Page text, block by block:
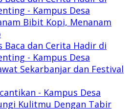
- Kampus Desa
Bibit Kopi, Menanam
Baca dan Cerita Hadir di
- Kampus Desa
Sekarbanjar dan Festival
- Kampus Desa
Kulitmu Dengan Tabir